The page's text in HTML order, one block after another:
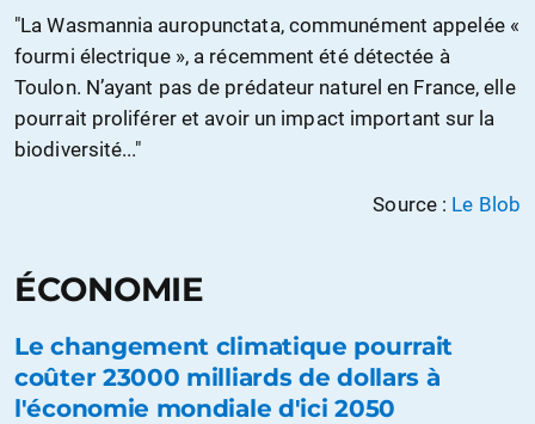
"La Wasmannia auropunctata, communément appelée «
fourmi électrique », a récemment été détectée à
Toulon. N’ayant pas de prédateur naturel en France, elle
pourrait proliférer et avoir un impact important sur la
biodiversité..."
Source : Le Blob
ÉCONOMIE
Le changement climatique pourrait
coûter 23000 milliards de dollars à
l'économie mondiale d'ici 2050